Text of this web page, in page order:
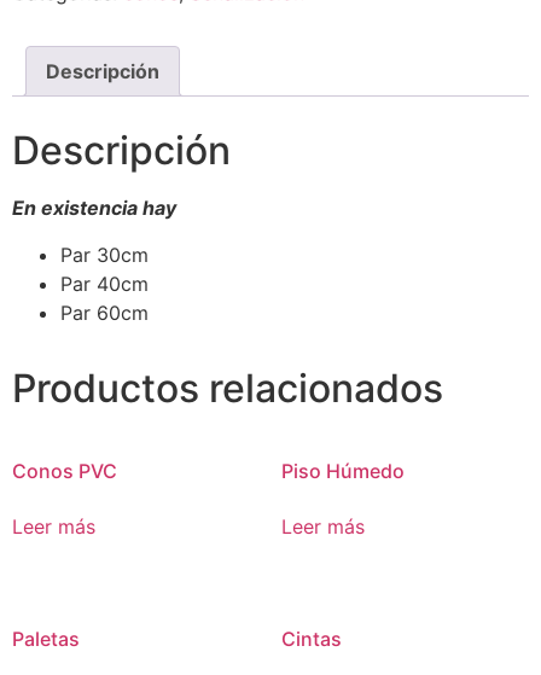
Descripción
Descripción
En existencia hay
Par 30cm
Par 40cm
Par 60cm
Productos relacionados
Conos PVC
Leer más
Piso Húmedo
Leer más
Paletas Cintas